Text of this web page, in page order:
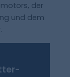
der
und dem